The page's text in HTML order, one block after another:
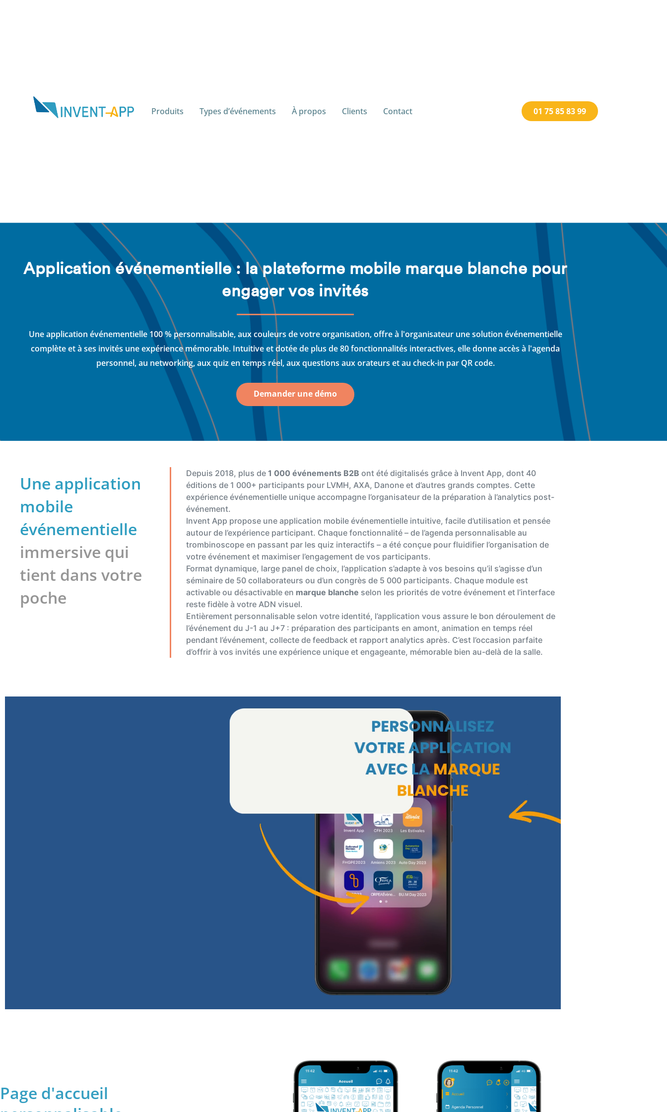
Produits Types d’événements À propos Clients Contact 01 75 85 83 99
Application événementielle : la plateforme mobile marque blanche pour
engager vos invités
Une application événementielle 100 % personnalisable, aux couleurs de votre organisation, offre à l'organisateur une solution événementielle
complète et à ses invités une expérience mémorable. Intuitive et dotée de plus de 80 fonctionnalités interactives, elle donne accès à l'agenda
personnel, au networking, aux quiz en temps réel, aux questions aux orateurs et au check-in par QR code.
Demander une démo
Une application
mobile
événementielle
immersive qui
tient dans votre
poche
Depuis 2018, plus de 1 000 événements B2B ont été digitalisés grâce à Invent App, dont 40
éditions de 1 000+ participants pour LVMH, AXA, Danone et d’autres grands comptes. Cette
expérience événementielle unique accompagne l’organisateur de la préparation à l’analytics post-
événement.
Invent App propose une application mobile événementielle intuitive, facile d’utilisation et pensée
autour de l’expérience participant. Chaque fonctionnalité – de l’agenda personnalisable au
trombinoscope en passant par les quiz interactifs – a été conçue pour fluidifier l’organisation de
votre événement et maximiser l’engagement de vos participants.
Format dynamique, large panel de choix, l’application s’adapte à vos besoins qu’il s’agisse d’un
séminaire de 50 collaborateurs ou d’un congrès de 5 000 participants. Chaque module est
activable ou désactivable en marque blanche selon les priorités de votre événement et l’interface
reste fidèle à votre ADN visuel.
Entièrement personnalisable selon votre identité, l’application vous assure le bon déroulement de
l’événement du J-1 au J+7 : préparation des participants en amont, animation en temps réel
pendant l’événement, collecte de feedback et rapport analytics après. C’est l’occasion parfaite
d’offrir à vos invités une expérience unique et engageante, mémorable bien au-delà de la salle.
Page d'accueil